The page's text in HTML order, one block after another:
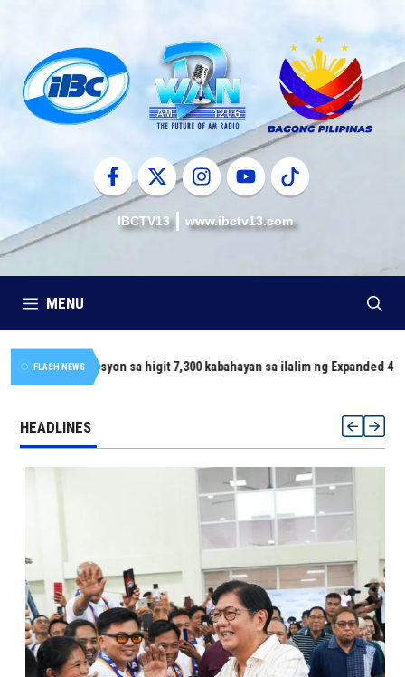
content
IBCTV13 www.ibctv13.com
MENU
FLASH NEWS
konstruksyon sa higit 7,300 kabahayan sa ilalim ng Expanded 4PH,
HEADLINES